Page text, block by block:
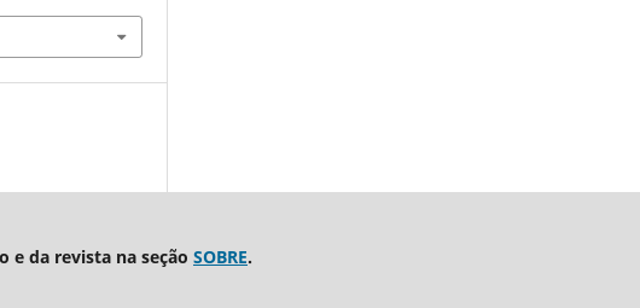
e da revista na seção SOBRE.